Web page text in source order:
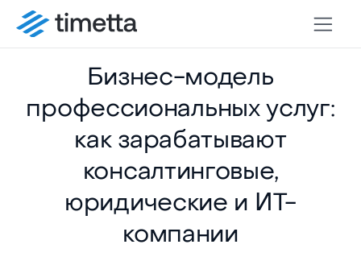
Бизнес-модель
профессиональных услуг:
как зарабатывают
консалтинговые,
юридические и ИТ-
компании